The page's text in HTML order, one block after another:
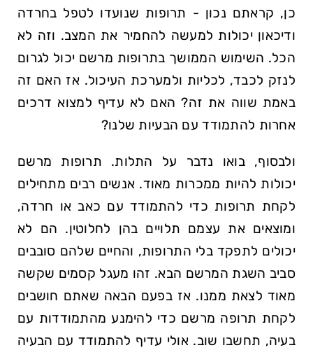
כן, קראתם נכון - תרופות שנועדו לטפל‍ בחרדה
ודיכאון יכולות למעשה ⁣להחמיר את המצב. וזה לא
הכל. השימוש הממושך בתרופות מרשם יכול ‌לגרום
לנזק לכבד, לכליות ולמערכת העיכול. אז האם זה
באמת שווה ‌את זה? האם לא עדיף למצוא‌ דרכים
אחרות להתמודד עם הבעיות שלנו?
ולבסוף, בואו נדבר על התלות. תרופות מרשם
יכולות להיות ממכרות מאוד. ​אנשים⁤ רבים מתחילים
לקחת תרופות ‍כדי להתמודד עם כאב או ⁤חרדה,
ומוצאים את עצמם תלויים בהן לחלוטין. הם לא
יכולים לתפקד בלי התרופות, והחיים שלהם סובבים
סביב השגת ‍המרשם הבא. זהו מעגל קסמים‍ שקשה
‌מאוד לצאת ממנו. אז בפעם הבאה שאתם חושבים
לקחת תרופה מרשם כדי להימנע מהתמודדות עם
בעיה, תחשבו שוב. אולי עדיף להתמודד עם הבעיה‍